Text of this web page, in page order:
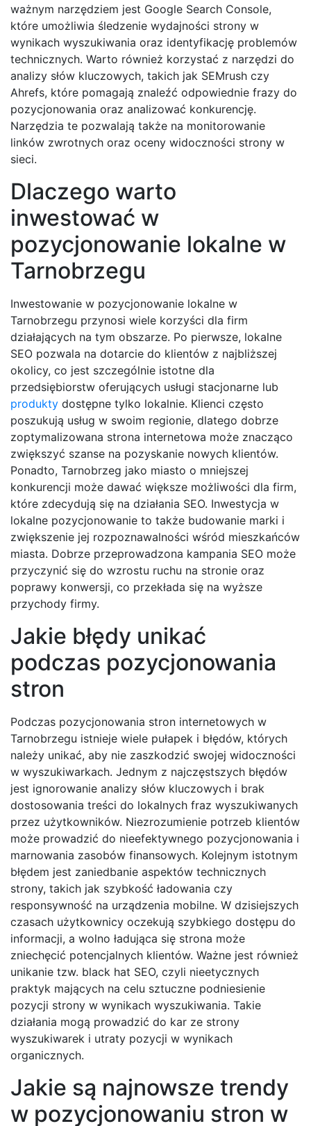
ważnym narzędziem jest Google Search Console,
które umożliwia śledzenie wydajności strony w
wynikach wyszukiwania oraz identyfikację problemów
technicznych. Warto również korzystać z narzędzi do
analizy słów kluczowych, takich jak SEMrush czy
Ahrefs, które pomagają znaleźć odpowiednie frazy do
pozycjonowania oraz analizować konkurencję.
Narzędzia te pozwalają także na monitorowanie
linków zwrotnych oraz oceny widoczności strony w
sieci.
Dlaczego warto
inwestować w
pozycjonowanie lokalne w
Tarnobrzegu
Inwestowanie w pozycjonowanie lokalne w
Tarnobrzegu przynosi wiele korzyści dla firm
działających na tym obszarze. Po pierwsze, lokalne
SEO pozwala na dotarcie do klientów z najbliższej
okolicy, co jest szczególnie istotne dla
przedsiębiorstw oferujących usługi stacjonarne lub
produkty dostępne tylko lokalnie. Klienci często
poszukują usług w swoim regionie, dlatego dobrze
zoptymalizowana strona internetowa może znacząco
zwiększyć szanse na pozyskanie nowych klientów.
Ponadto, Tarnobrzeg jako miasto o mniejszej
konkurencji może dawać większe możliwości dla firm,
które zdecydują się na działania SEO. Inwestycja w
lokalne pozycjonowanie to także budowanie marki i
zwiększenie jej rozpoznawalności wśród mieszkańców
miasta. Dobrze przeprowadzona kampania SEO może
przyczynić się do wzrostu ruchu na stronie oraz
poprawy konwersji, co przekłada się na wyższe
przychody firmy.
Jakie błędy unikać
podczas pozycjonowania
stron
Podczas pozycjonowania stron internetowych w
Tarnobrzegu istnieje wiele pułapek i błędów, których
należy unikać, aby nie zaszkodzić swojej widoczności
w wyszukiwarkach. Jednym z najczęstszych błędów
jest ignorowanie analizy słów kluczowych i brak
dostosowania treści do lokalnych fraz wyszukiwanych
przez użytkowników. Niezrozumienie potrzeb klientów
może prowadzić do nieefektywnego pozycjonowania i
marnowania zasobów finansowych. Kolejnym istotnym
błędem jest zaniedbanie aspektów technicznych
strony, takich jak szybkość ładowania czy
responsywność na urządzenia mobilne. W dzisiejszych
czasach użytkownicy oczekują szybkiego dostępu do
informacji, a wolno ładująca się strona może
zniechęcić potencjalnych klientów. Ważne jest również
unikanie tzw. black hat SEO, czyli nieetycznych
praktyk mających na celu sztuczne podniesienie
pozycji strony w wynikach wyszukiwania. Takie
działania mogą prowadzić do kar ze strony
wyszukiwarek i utraty pozycji w wynikach
organicznych.
Jakie są najnowsze trendy
w pozycjonowaniu stron w